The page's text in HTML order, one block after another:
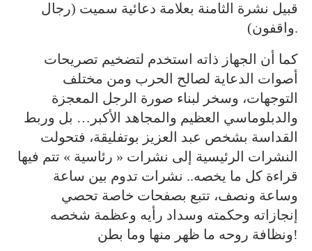
قبيل نشرة الثامنة بعلامة دعائية سميت (رجال
واقفون).
كما أن الجهاز ذاته استخدم لتضخيم تصريحات
أصوات الدعاية لصالح الحرب ومن مختلف
التوجهات، وسخر لبناء صورة الرجل المعجزة
والدبلوماسي العظيم والمجاهد الأكبر… بل وربط
القداسة بشخص عبد العزيز بوتفليقة، فتحولت
النشرات الرئيسية إلى نشرات « رئاسية » تتم فيها
قراءة كل ما يخصه.. نشرات تدوم بين ساعة
وساعة ونصف، تتبع بصفحات خاصة تحصي
إنجازاته وحكمته وسداد رأيه وعظمة شخصه
ونظافة روحه ما ظهر منها وما بطن!